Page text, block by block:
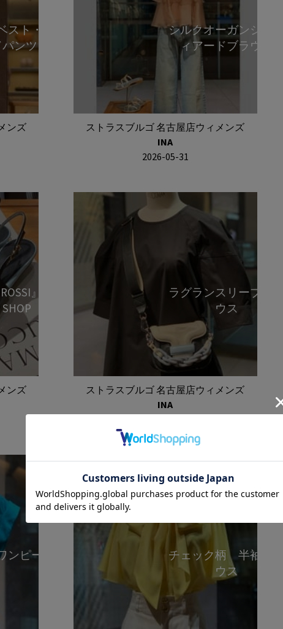
スト・ツイ
ンツ
ンズ
シルクオーガンジーテ
ィアードブラウス
ストラスブルゴ 名古屋店ウィメンズ
INA
2026-05-31
』POP-
SHOP
ンズ
ラグランスリーブブラ
ウス
ストラスブルゴ 名古屋店ウィメンズ
INA
ンピース
チェック柄 半袖ブラ
ウス